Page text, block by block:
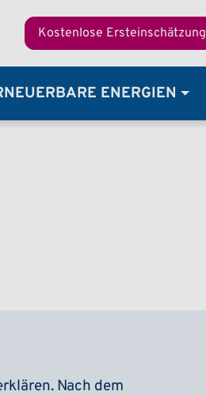
Kostenlose Ersteinschätzung
ENERGIEN
Nach dem